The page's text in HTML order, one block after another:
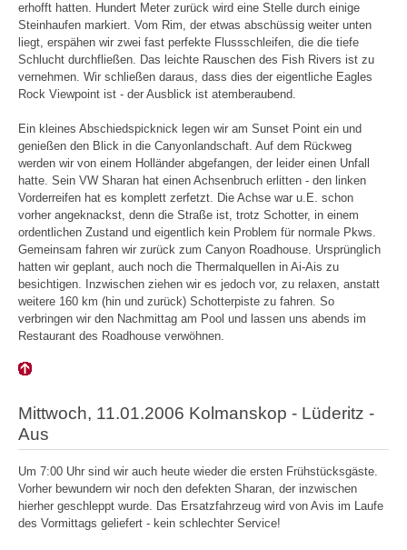
erhofft hatten. Hundert Meter zurück wird eine Stelle durch einige
Steinhaufen markiert. Vom Rim, der etwas abschüssig weiter unten
liegt, erspähen wir zwei fast perfekte Flussschleifen, die die tiefe
Schlucht durchfließen. Das leichte Rauschen des Fish Rivers ist zu
vernehmen. Wir schließen daraus, dass dies der eigentliche Eagles
Rock Viewpoint ist - der Ausblick ist atemberaubend.
Ein kleines Abschiedspicknick legen wir am Sunset Point ein und
genießen den Blick in die Canyonlandschaft. Auf dem Rückweg
werden wir von einem Holländer abgefangen, der leider einen Unfall
hatte. Sein VW Sharan hat einen Achsenbruch erlitten - den linken
Vorderreifen hat es komplett zerfetzt. Die Achse war u.E. schon
vorher angeknackst, denn die Straße ist, trotz Schotter, in einem
ordentlichen Zustand und eigentlich kein Problem für normale Pkws.
Gemeinsam fahren wir zurück zum Canyon Roadhouse. Ursprünglich
hatten wir geplant, auch noch die Thermalquellen in Ai-Ais zu
besichtigen. Inzwischen ziehen wir es jedoch vor, zu relaxen, anstatt
weitere 160 km (hin und zurück) Schotterpiste zu fahren. So
verbringen wir den Nachmittag am Pool und lassen uns abends im
Restaurant des Roadhouse verwöhnen.
Mittwoch, 11.01.2006 Kolmanskop - Lüderitz -
Aus
Um 7:00 Uhr sind wir auch heute wieder die ersten Frühstücksgäste.
Vorher bewundern wir noch den defekten Sharan, der inzwischen
hierher geschleppt wurde. Das Ersatzfahrzeug wird von Avis im Laufe
des Vormittags geliefert - kein schlechter Service!